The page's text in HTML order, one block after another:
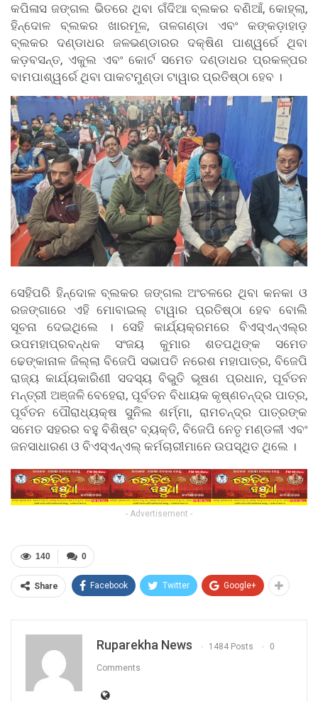
କପିଳାସ ଜଙ୍ଗଲ ଭିତରେ ଥିବା ଗଁଦିଆ ବ୍ଲକର ବଣିଆଁ, କୋହ୍ଲା,
ହିନ୍ଦୋଳ ବ୍ଲକର ଖାରମୂଳ, ତାଳଗଣ୍ଡା ଏବଂ କଙ୍କଡ଼ାହାଡ଼
ବ୍ଲକର ଦଣ୍ଡାଧର ଜଳଭଣ୍ଡାରର ଦକ୍ଷିଣ ପାଶ୍ୱର୍ରେ ଥିବା
କଡ଼ବସନ୍ତ, ଏକୁଲ ଏବଂ କୋର୍ଟ ସମେତ ଦଣ୍ଡାଧର ପ୍ରକଳ୍ପର
ବାମପାଶ୍ୱର୍ରେ ଥିବା ପାକଟମୁଣ୍ଡା ଟାୱାର ପ୍ରତିଷ୍ଠା ହେବ ।
ସେହିପରି ହିନ୍ଦୋଳ ବ୍ଲକର ଜଙ୍ଗଲ ଅଂଚଳରେ ଥିବା କନକା ଓ
ରଜଙ୍ଗାରେ ଏହି ମୋବାଇଲ୍ ଟାୱାର ପ୍ରତିଷ୍ଠା ହେବ ବୋଲି
ସୂଚନା ଦେଇଥିଲେ । ସେହି କାର୍ଯ୍ୟକ୍ରମରେ ବିଏସ୍ଏନ୍ଏଲ୍ର
ଉପମହାପ୍ରବନ୍ଧକ ସଂଜୟ କୁମାର ଶତପଥିଙ୍କ ସମେତ
ଢେଙ୍କାନାଳ ଜିଲ୍ଲା ବିଜେପି ସଭାପତି ନରେଶ ମହାପାତ୍ର, ବିଜେପି
ରାଜ୍ୟ କାର୍ଯ୍ୟକାରିଣୀ ସଦସ୍ୟ ବିଭୁତି ଭୂଷଣ ପ୍ରଧାନ, ପୂର୍ବତନ
ମନ୍ତ୍ରୀ ଅଞ୍ଜଳି ବେହେରା, ପୂର୍ବତନ ବିଧାୟକ କୃଷ୍ଣଚନ୍ଦ୍ର ପାତ୍ର,
ପୂର୍ବତନ ପୌରାଧ୍ୟକ୍ଷ ସୁନିଲ ଶର୍ମ୍ମା, ରାମଚନ୍ଦ୍ର ପାତ୍ରଙ୍କ
ସମେତ ସହରର ବହୁ ବିଶିଷ୍ଟ ବ୍ୟକ୍ତି, ବିଜେପି ନେତୃ ମଣ୍ଡଳୀ ଏବଂ
ଜନସାଧାରଣ ଓ ବିଏସ୍ଏନ୍ଏଲ୍ କର୍ମଚାରୀମାନେ ଉପସ୍ଥିତ ଥିଲେ ।
- Advertisement -
0
140
Share Facebook Twitter Google+
Ruparekha News 1484 Posts 0
Comments